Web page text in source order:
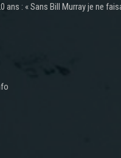
ans : « Sans Bill Murray je ne